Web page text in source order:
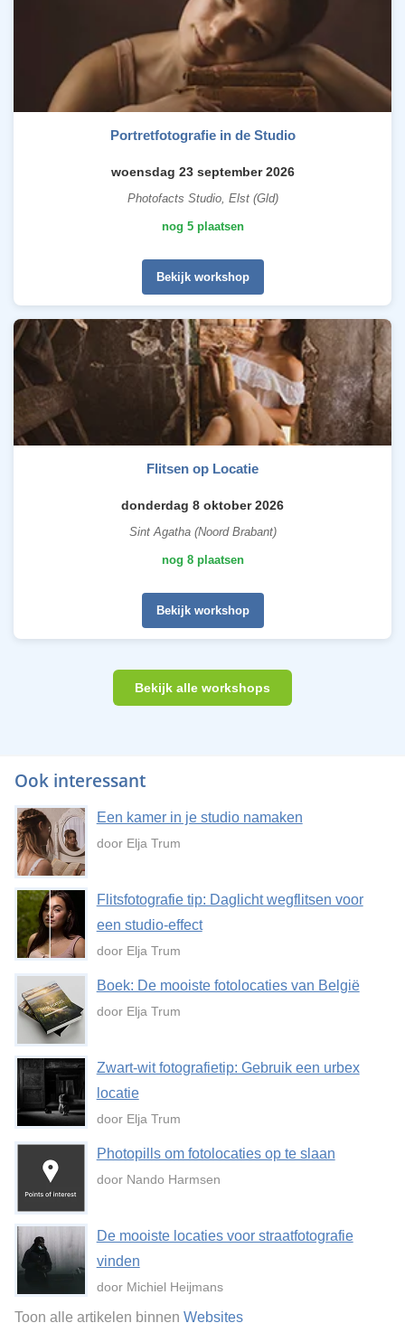
Portretfotografie in de Studio
woensdag 23 september 2026
Photofacts Studio, Elst (Gld)
nog 5 plaatsen
Bekijk workshop
Flitsen op Locatie
donderdag 8 oktober 2026
Sint Agatha (Noord Brabant)
nog 8 plaatsen
Bekijk workshop
Bekijk alle workshops
Ook interessant
Een kamer in je studio namaken
door Elja Trum
Flitsfotografie tip: Daglicht wegflitsen voor
een studio-effect
door Elja Trum
Boek: De mooiste fotolocaties van België
door Elja Trum
Zwart-wit fotografietip: Gebruik een urbex
locatie
door Elja Trum
Photopills om fotolocaties op te slaan
door Nando Harmsen
De mooiste locaties voor straatfotografie
vinden
door Michiel Heijmans
Toon alle artikelen binnen Websites